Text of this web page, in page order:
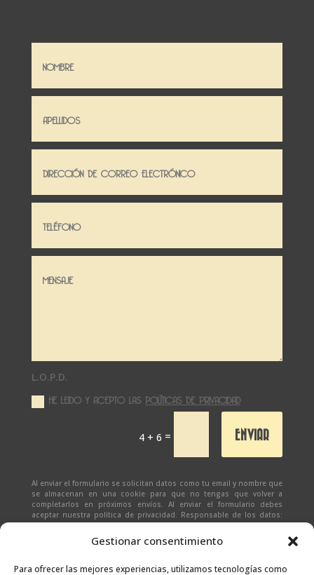
Gestionar consentimiento
Para ofrecer las mejores experiencias, utilizamos tecnologías como
L.O.P.D.
HE LEIDO Y ACEPTO LASPOLÍTICAS DE PRIVACIDAD
4 + 6 = ENVIAR
Al enviar el formulario se solicitan datos como tu email y nombre que
se almacenan en una cookie para que no tengas que volver a
completarlos en próximos envíos. Al enviar el formulario debes
aceptar nuestra política de privacidad. Responsable de los datos:
Ivan Zabalza | Finalidad: responder a solicitudes del formulario |
Legitimación: Tu consentimiento expreso | Destinatario:
(datos almacenados sólo en cliente email) | Derechos: Tienes
y olvido de tus datos.